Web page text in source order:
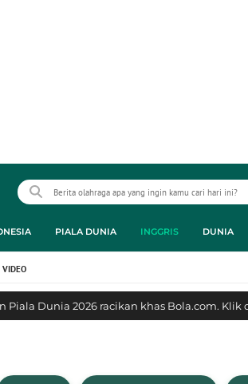
PIALA DUNIA INGGRIS DUNIA
VIDEO
Dunia 2026 racikan khas Bola.com. Klik